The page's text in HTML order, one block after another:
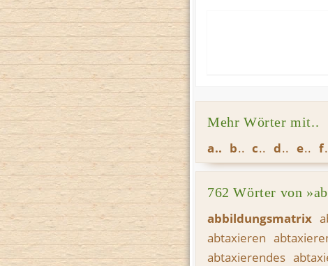
Mehr Wörter mit..
a b c d e f
762 Wörter von
abbildungsmatrix
abtaxieren
abtaxierendes